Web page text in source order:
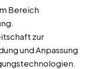
Bereich
zur
und Anpassung